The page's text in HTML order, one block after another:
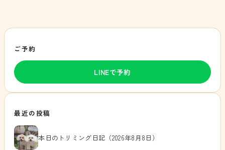
ご予約
LINEで予約
最近の投稿
本日のトリミング日記（2026年8月8日）